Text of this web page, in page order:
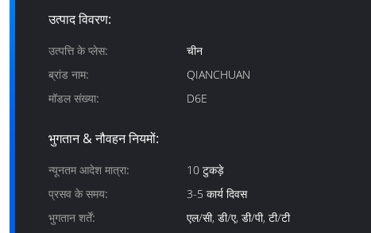
उत्पाद विवरण:
उत्पत्ति के प्लेस:
चीन
ब्रांड नाम:
QIANCHUAN
मॉडल संख्या:
D6E
भुगतान & नौवहन नियमों:
न्यूनतम आदेश मात्रा:
10 टुकड़े
प्रसव के समय:
3-5 कार्य दिवस
भुगतान शर्तें:
एल/सी, डी/ए, डी/पी, टी/टी